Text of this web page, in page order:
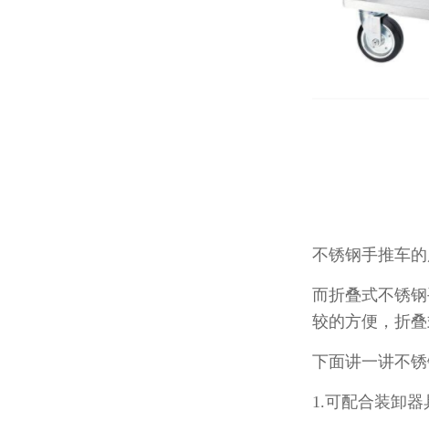
不锈钢手推车的
而折叠式不锈钢
较的方便，折
下面讲一讲不锈
1.可配合装卸器